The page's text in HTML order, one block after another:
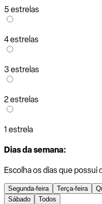
5 estrelas
4 estrelas
3 estrelas
2 estrelas
1 estrela
Dias da semana:
Escolha os dias que possui
Segunda-feira Terça-feira
Sábado
Todos